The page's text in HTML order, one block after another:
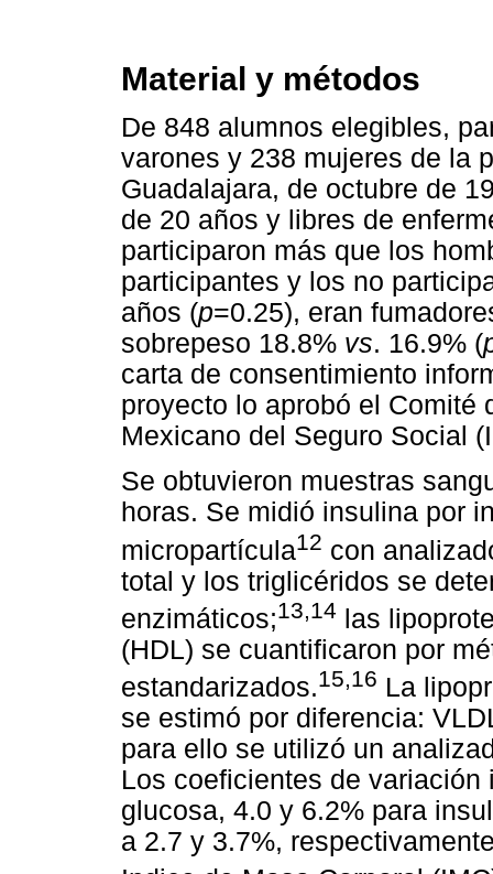
Material y métodos
De 848 alumnos elegibles,
varones y 238 mujeres de la
Guadalajara, de octubre de
de 20 años y libres de
participaron más que los
participantes y los no
años (p=0.25), eran
sobrepeso 18.8% vs. 16.9% (
carta de consentimiento
proyecto lo aprobó el Comité
Mexicano del Seguro Social
Se obtuvieron muestras
horas. Se midió insulina por
micropartícula12 con
total y los triglicéridos se
enzimáticos;13,14 las
(HDL) se cuantificaron por
estandarizados.15,16 La
se estimó por diferencia:
para ello se utilizó un
Los coeficientes de
glucosa, 4.0 y 6.2% para
a 2.7 y 3.7%,